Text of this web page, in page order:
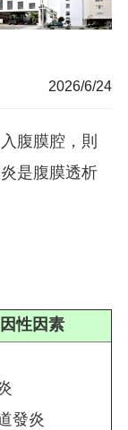
2026/6/24
腹膜腔，則
是腹膜透析
性因素
發炎